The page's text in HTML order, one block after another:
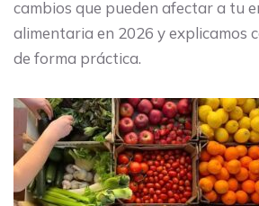
cambios que pueden afectar a tu
alimentaria en 2026 y explicamos
de forma práctica.